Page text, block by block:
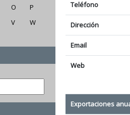
O
P
V
W
Teléfono
Dirección
Email
Web
Exportaciones